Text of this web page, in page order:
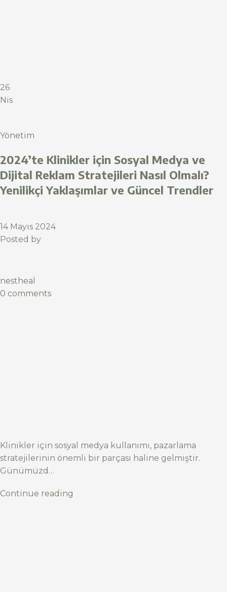
26
Nis
Yönetim
2024’te Klinikler için Sosyal Medya ve
Dijital Reklam Stratejileri Nasıl Olmalı?
Yenilikçi Yaklaşımlar ve Güncel Trendler
14 Mayıs 2024
Posted by
nestheal
0 comments
Klinikler için sosyal medya kullanımı, pazarlama
stratejilerinin önemli bir parçası haline gelmiştir.
Günümüzd…
Continue reading